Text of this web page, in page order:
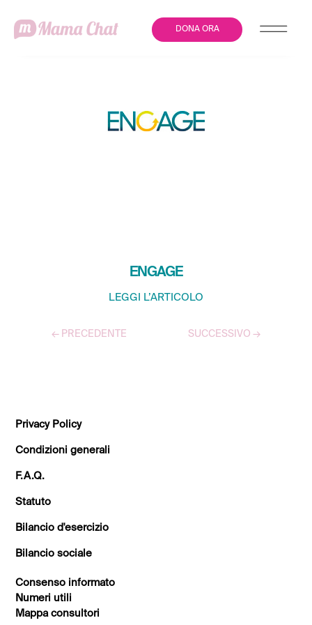
DONA ORA
ENGAGE
LEGGI L’ARTICOLO
← PRECEDENTE SUCCESSIVO →
Privacy Policy
Condizioni generali
F.A.Q.
Statuto
Bilancio d'esercizio
Bilancio sociale
Consenso informato
Numeri utili
Mappa consultori